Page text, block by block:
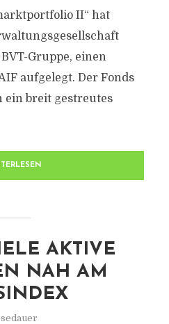
II“ hat
Gruppe, einen
aufgelegt. Der Fonds
breit gestreutes
AKTIVE
NAH AM